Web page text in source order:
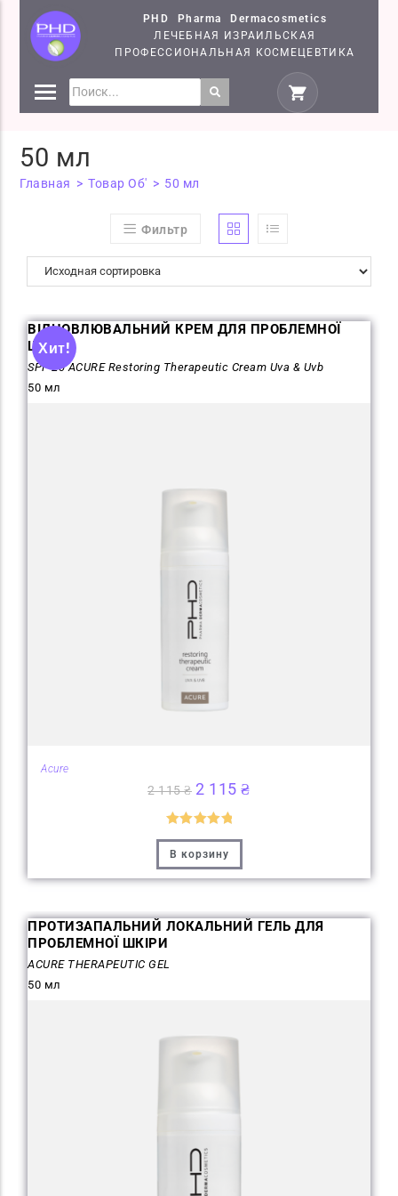
PHD Pharma Dermacosmetics
ЛЕЧЕБНАЯ ИЗРАИЛЬСКАЯ
ПРОФЕССИОНАЛЬНАЯ КОСМЕЦЕВТИКА
КОСМЕЦЕВТИКИ PHD
СЕМІНАРИ
50 мл
Главная > Товар Об' > 50 мл
Фильтр
Хит!
ВІДНОВЛЮВАЛЬНИЙ КРЕМ ДЛЯ ПРОБЛЕМНОЇ
ШКІРИ
SPF-20 ACURE Restoring Therapeutic Cream Uva & Uvb
50 мл
Acure
2 115₴ 2 115₴
Оценка
5.00 из 5
В корзину
ПРОТИЗАПАЛЬНИЙ ЛОКАЛЬНИЙ ГЕЛЬ ДЛЯ
ПРОБЛЕМНОЇ ШКІРИ
ACURE THERAPEUTIC GEL
50 мл